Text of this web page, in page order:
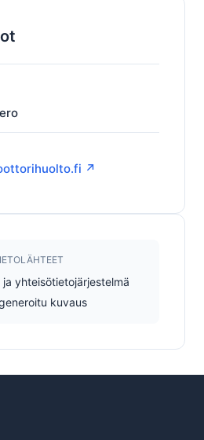
↗
ja yhteisötietojärjestelmä
kuvaus